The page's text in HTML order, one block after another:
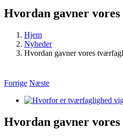
Hvordan gavner
Hjem
Nyheder
Hvordan gavner vores
Forrige Næste
Se
billede
Hvordan gavner